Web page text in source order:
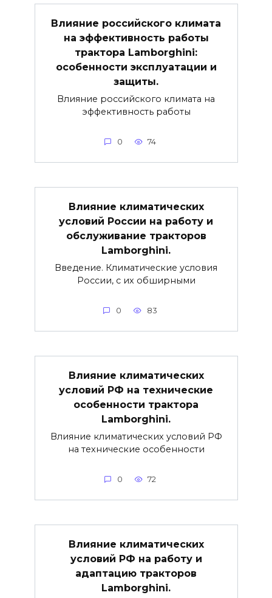
Влияние российского климата
на эффективность работы
трактора Lamborghini:
особенности эксплуатации и
защиты.
Влияние российского климата на
эффективность работы
0 74
Влияние климатических
условий России на работу и
обслуживание тракторов
Lamborghini.
Введение. Климатические условия
России, с их обширными
0 83
Влияние климатических
условий РФ на технические
особенности трактора
Lamborghini.
Влияние климатических условий РФ
на технические особенности
0 72
Влияние климатических
условий РФ на работу и
адаптацию тракторов
Lamborghini.